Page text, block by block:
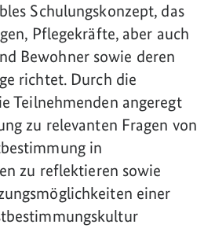
Schulungskonzept, das
Pflegekräfte, aber auch
Bewohner sowie deren
richtet. Durch die
Teilnehmenden angeregt
zu relevanten Fragen von
in
zu reflektieren sowie
einer